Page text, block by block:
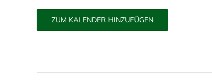
ZUM KALENDER HINZUFÜGEN